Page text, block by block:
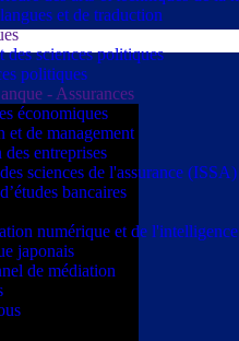
et de traduction
des sciences politiques
politiques
- Assurances
économiques
et de management
entreprises
sciences de l'assurance (ISSA)
bancaires
numérique et de
japonais
de médiation